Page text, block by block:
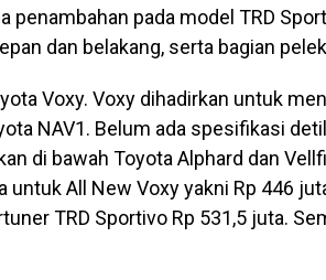
penambahan pada model TRD
dan belakang, serta bagian
Voxy. Voxy dihadirkan untuk
NAV1. Belum ada spesifikasi
di bawah Toyota Alphard dan
untuk All New Voxy yakni Rp 446
TRD Sportivo Rp 531,5 juta.